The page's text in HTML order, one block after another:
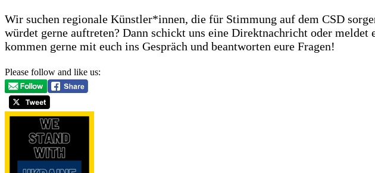
Wir suchen regionale Künstler*innen, die für Stimmung auf dem CSD
würdet gerne auftreten? Dann schickt uns eine Direktnachricht oder
kommen gerne mit euch ins Gespräch und beantworten eure Fragen!
Please follow and like us: